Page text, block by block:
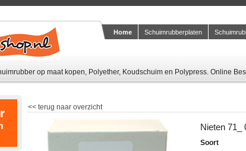
op maat kopen, Polyether, Koudschuim en Polypress. Online
Home Schuimrubberplaten
<< terug naar overzicht
Nieten 71_
Soort